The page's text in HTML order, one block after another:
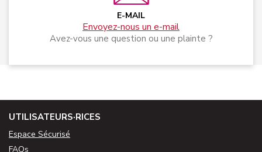
E-MAIL
Envoyez-nous un e-mail
Avez-vous une question ou une plainte ?
UTILISATEURS·RICES
Espace Sécurisé
FAQs